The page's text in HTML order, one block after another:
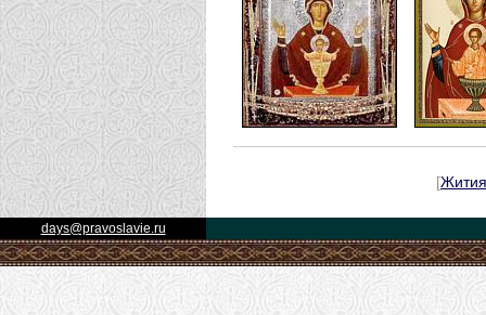
[Жития
days@pravoslavie.ru